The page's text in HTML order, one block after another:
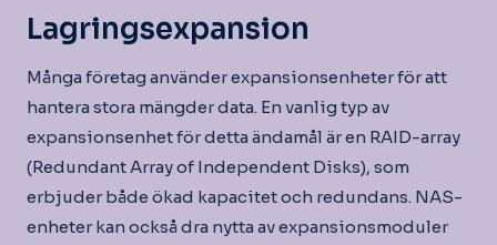
Lagringsexpansion
Många företag använder expansionsenheter för att
hantera stora mängder data. En vanlig typ av
expansionsenhet för detta ändamål är en RAID-array
(Redundant Array of Independent Disks), som
erbjuder både ökad kapacitet och redundans. NAS-
enheter kan också dra nytta av expansionsmoduler